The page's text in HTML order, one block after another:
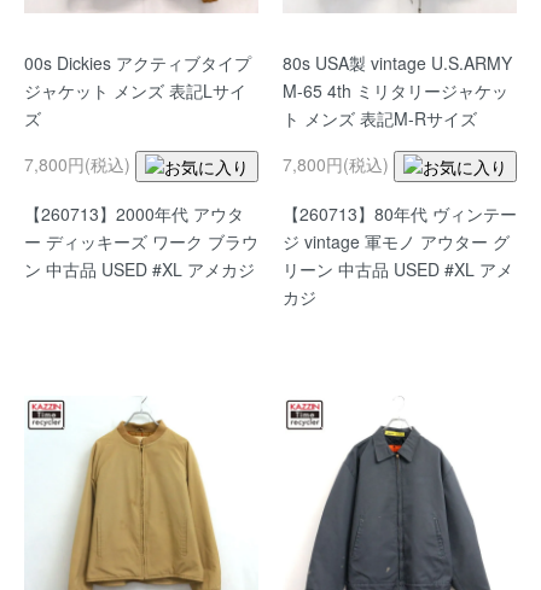
00s Dickies アクティブタイプ
ジャケット メンズ 表記Lサイ
ズ
7,800円(税込)
【260713】2000年代 アウタ
ー ディッキーズ ワーク ブラウ
ン 中古品 USED #XL アメカジ
80s USA製 vintage U.S.ARMY
M-65 4th ミリタリージャケッ
ト メンズ 表記M-Rサイズ
7,800円(税込)
【260713】80年代 ヴィンテー
ジ vintage 軍モノ アウター グ
リーン 中古品 USED #XL アメ
カジ